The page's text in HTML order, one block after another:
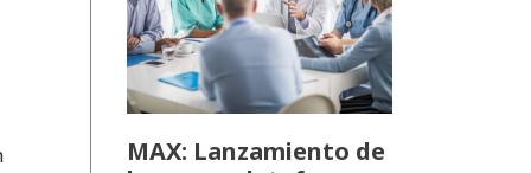
MAX: Lanzamiento de